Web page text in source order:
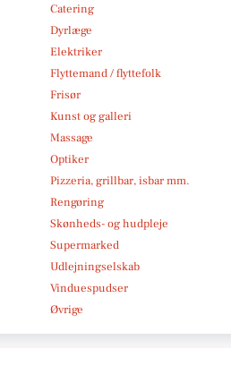
Catering
Dyrlæge
Elektriker
Flyttemand / flyttefolk
Frisør
Kunst og galleri
Massage
Optiker
Pizzeria, grillbar, isbar mm.
Rengøring
Skønheds- og hudpleje
Supermarked
Udlejningselskab
Vinduespudser
Øvrige